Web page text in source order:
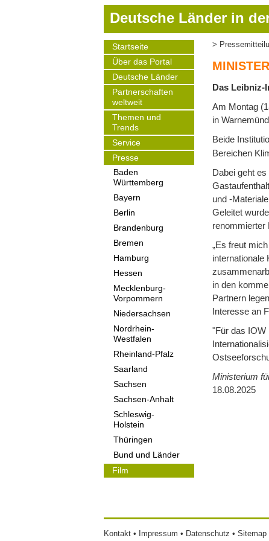
Deutsche Länder in
Main
navigation
Startseite
Über das Portal
Deutsche Länder
Partnerschaften
weltweit
Themen und
Trends
Service
Presse
Baden
Württemberg
Bayern
Berlin
Brandenburg
Bremen
Hamburg
Hessen
Mecklenburg-
Vorpommern
Niedersachsen
Nordrhein-
Westfalen
Rheinland-Pfalz
Saarland
Sachsen
Sachsen-Anhalt
Schleswig-
Holstein
Thüringen
Bund und Länder
Film
Das Leibniz-
Am Montag
in
Beide
Bereichen
Dabei geht
und -
Geleitet
renommierter
„Es freut
internationale
in den
Partnern
Interesse an
"Für das IOW
Ministerium
18.08.2025
Footer
Kontakt Impressum Datenschutz Sitemap